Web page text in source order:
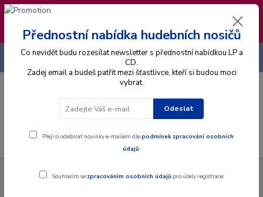
❣️ Od 4.8. do 13.8. čerpám dovolenou. Datum
expedice objednávek se posouvá na pátek
14.8.2026 🐋
Menu
CZK
+420 725 736 293
Alba Gramodesky
Patti Page - Patti Page En Stéréorama -
Přednostní nabídka hudebních nosičů
Co nevidět budu rozesílat newsletter s přednostní nabídkou LP a
CD.
Zadej email a budeš patřit mezi šťastlivce, kteří si budou moci
vybrat.
Odeslat
Přeji si odebírat novinky e-mailem dlepodmínek zpracování osobních
údajů.
Souhlasím se zpracováním osobních údajů pro účely registrace.